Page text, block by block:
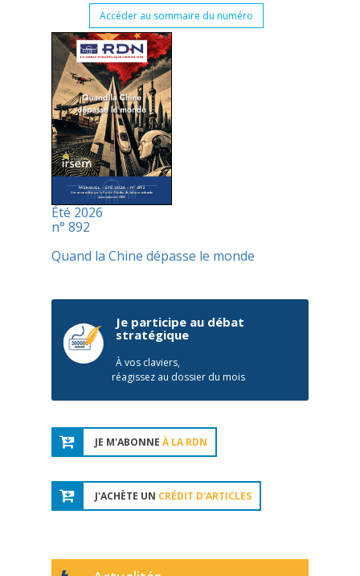
Accéder au sommaire du numéro
Été 2026
n° 892
Quand la Chine dépasse le monde
Je participe au débat
stratégique
À vos claviers,
réagissez au dossier du mois
JE M'ABONNE À LA RDN
J'ACHÈTE UN CRÉDIT D'ARTICLES